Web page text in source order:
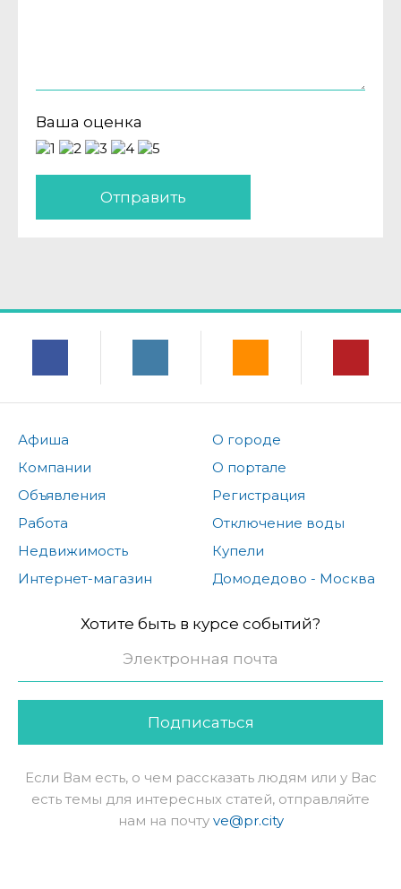
Ваша оценка
Отправить
Афиша
Компании
Объявления
Работа
Недвижимость
Интернет-магазин
О городе
О портале
Регистрация
Отключение воды
Купели
Домодедово - Москва
Хотите быть в курсе событий?
Подписаться
Если Вам есть, о чем рассказать людям или у Вас
есть темы для интересных статей, отправляйте
нам на почту ve@pr.city